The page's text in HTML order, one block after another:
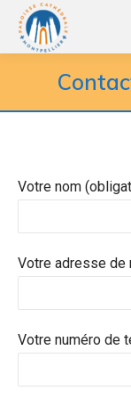
Votre nom
Votre adresse
Votre numéro de